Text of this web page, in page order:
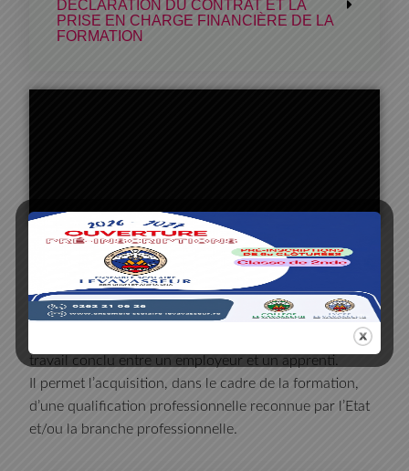
DÉCLARATION DU CONTRAT ET LA
PRISE EN CHARGE FINANCIÈRE DE LA
FORMATION
LE CONTRAT DE
PROFESSIONNALISATION
travail conclu entre un employeur et un apprenti.
Il permet l’acquisition, dans le cadre de la formation,
d’une qualification professionnelle reconnue par l’Etat
et/ou la branche professionnelle.